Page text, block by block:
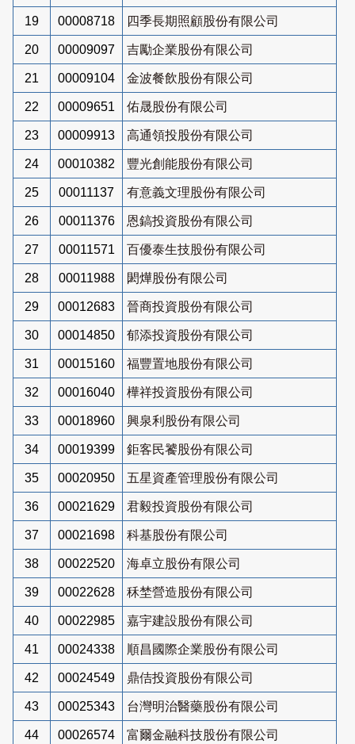
19 00008718 四季長期照顧股份有限公司
20 00009097 吉勵企業股份有限公司
21 00009104 金波餐飲股份有限公司
22 00009651 佑晟股份有限公司
23 00009913 高通領投股份有限公司
24 00010382 豐光創能股份有限公司
25 00011137 有意義文理股份有限公司
26 00011376 恩鎬投資股份有限公司
27 00011571 百優泰生技股份有限公司
28 00011988 閎燁股份有限公司
29 00012683 晉商投資股份有限公司
30 00014850 郁添投資股份有限公司
31 00015160 福豐置地股份有限公司
32 00016040 樺祥投資股份有限公司
33 00018960 興泉利股份有限公司
34 00019399 鉅客民饕股份有限公司
35 00020950 五星資產管理股份有限公司
36 00021629 君毅投資股份有限公司
37 00021698 科基股份有限公司
38 00022520 海卓立股份有限公司
39 00022628 秝埜營造股份有限公司
40 00022985 嘉宇建設股份有限公司
41 00024338 順昌國際企業股份有限公司
42 00024549 鼎佶投資股份有限公司
43 00025343 台灣明治醫藥股份有限公司
44 00026574 富爾金融科技股份有限公司